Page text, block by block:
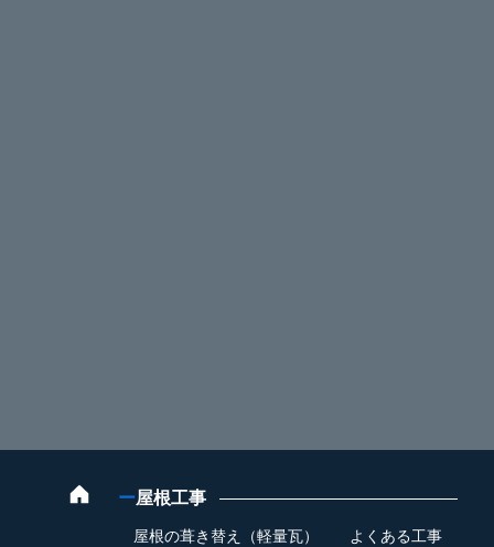
ー屋根工事
屋根の葺き替え（軽量瓦）
よくある工事